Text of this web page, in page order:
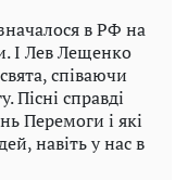
в РФ на
І Лев Лещенко
співаючи
Пісні справді
Перемоги і які
навіть у нас в